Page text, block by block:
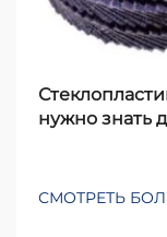
нужно знать
СМОТРЕТЬ